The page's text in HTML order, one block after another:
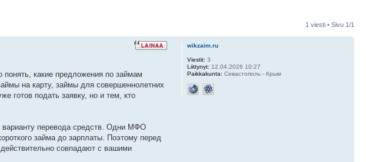
1 viesti • Sivu 1/1
понять, какие предложения по займам
на карту, займы для совершеннолетних
готов подать заявку, но и тем, кто
перевода средств. Одни МФО
займа до зарплаты. Поэтому перед
совпадают с вашими
wikzaim.ru
Viestit: 3
Liittynyt: 12.04.2026 10:27
Paikkakunta: Севастополь - Крым